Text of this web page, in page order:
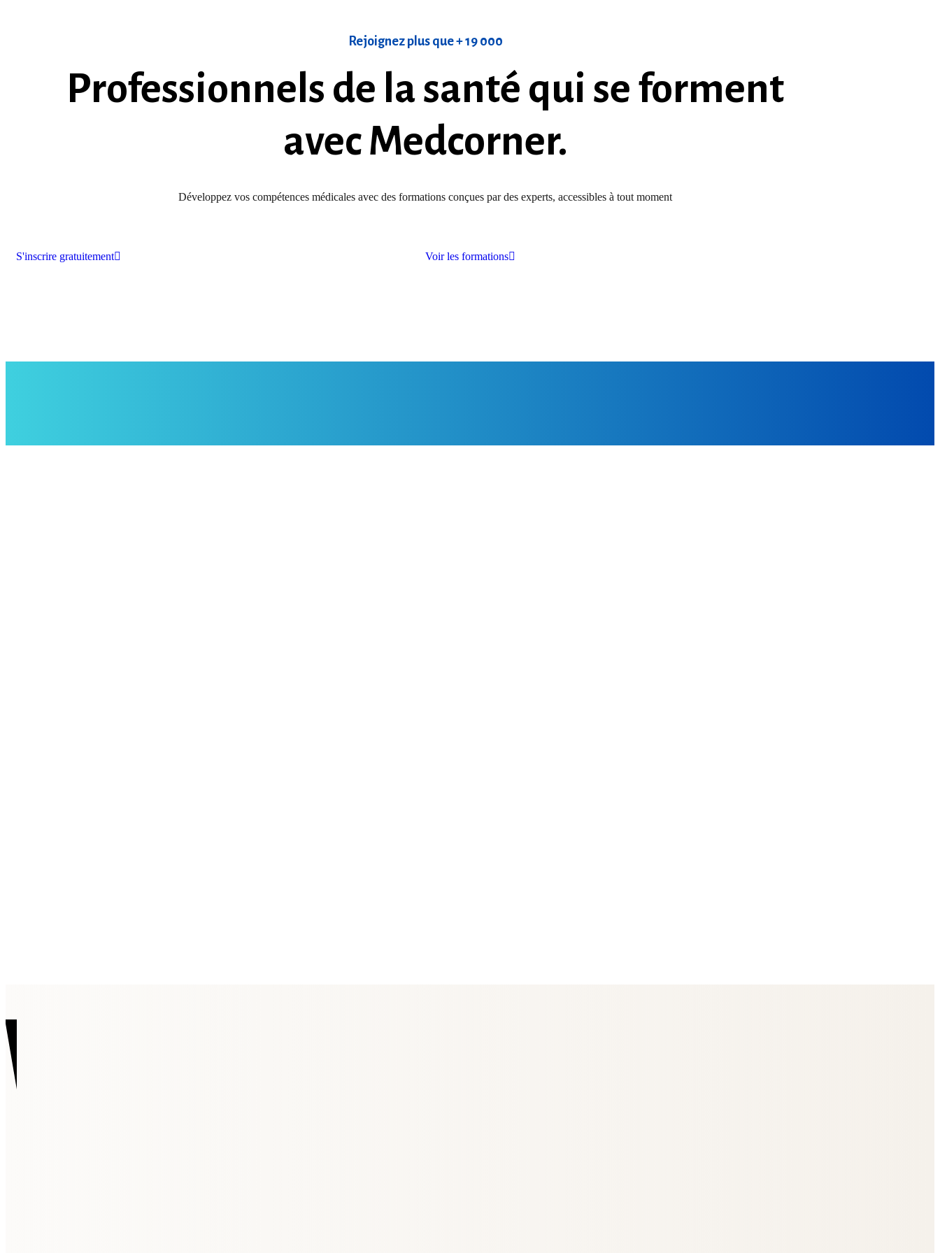
Rejoignez plus que + 19 000
Professionnels de la santé qui se forment
avec Medcorner.
Développez vos compétences médicales avec des formations conçues par des experts, accessibles à tout moment
S'inscrire gratuitement Voir les formations